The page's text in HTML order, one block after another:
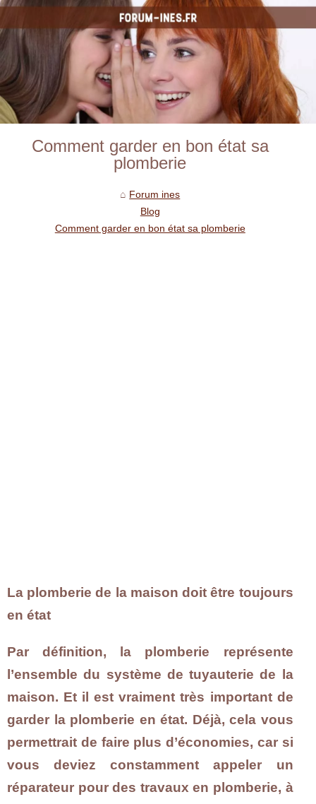
Comment garder en bon état sa
plomberie
Forum ines
Blog
Comment garder en bon état sa plomberie
La plomberie de la maison doit être toujours
en état
Par définition, la plomberie représente
l’ensemble du système de tuyauterie de la
maison. Et il est vraiment très important de
garder la plomberie en état. Déjà, cela vous
permettrait de faire plus d’économies, car si
vous deviez constamment appeler un
réparateur pour des travaux en plomberie, à